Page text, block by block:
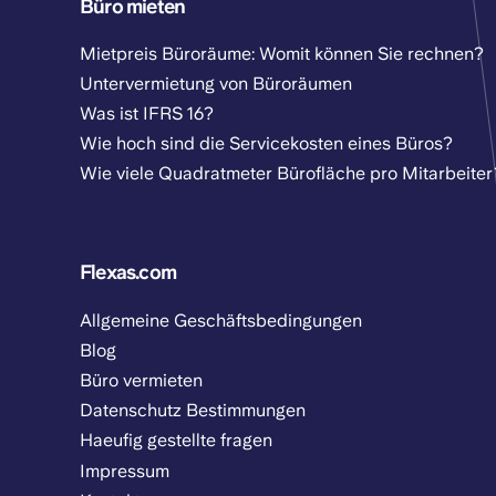
Büro mieten
Mietpreis Büroräume: Womit können Sie rechnen?
Untervermietung von Büroräumen
Was ist IFRS 16?
Wie hoch sind die Servicekosten eines Büros?
Wie viele Quadratmeter Bürofläche pro
Flexas.com
Allgemeine Geschäftsbedingungen
Blog
Büro vermieten
Datenschutz Bestimmungen
Haeufig gestellte fragen
Impressum